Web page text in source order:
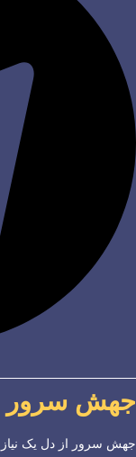
جهش سرور
جهش سرور از دل یک